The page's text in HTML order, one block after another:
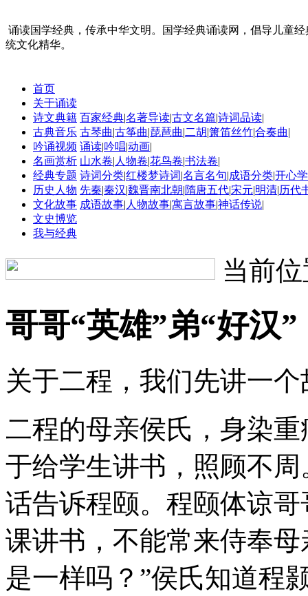
诵读国学经典，传承中华文明。国学经典诵读网，倡导儿童
统文化精华。
首页
关于诵读
诗文典籍 百家经典|名著导读|古文名篇|诗词品读|
古典音乐 古琴曲|古筝曲|琵琶曲|二胡|箫笛丝竹|合奏曲|
吟诵视频 诵读|吟唱|动画|
名画赏析 山水卷| 人物卷|花鸟卷|书法卷|
经典专题 诗词分类|红楼梦诗词|名言名句|成语分类|开心
历史人物 先秦|秦汉|魏晋南北朝|隋唐五代|宋元|明清|历代
文化故事 成语故事| 人物故事|寓言故事|神话传说|
文史博览
我与经典
当前
哥哥“英雄”弟“好汉”
关于二程，我们先讲一
二程的母亲侯氏，身染
于给学生讲书，照顾不
话告诉程颐。程颐体谅
课讲书，不能常来侍奉
是一样吗？”侯氏知道程